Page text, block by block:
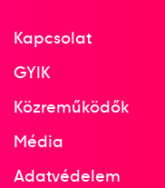
Kapcsolat
GYIK
Közreműködők
Média
Adatvédelem